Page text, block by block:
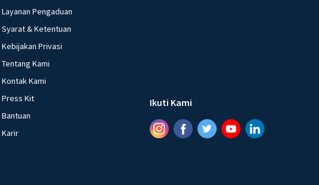
Layanan Pengaduan
Syarat & Ketentuan
Kebijakan Privasi
Tentang Kami
Kontak Kami
Press Kit
Bantuan
Karir
Ikuti Kami